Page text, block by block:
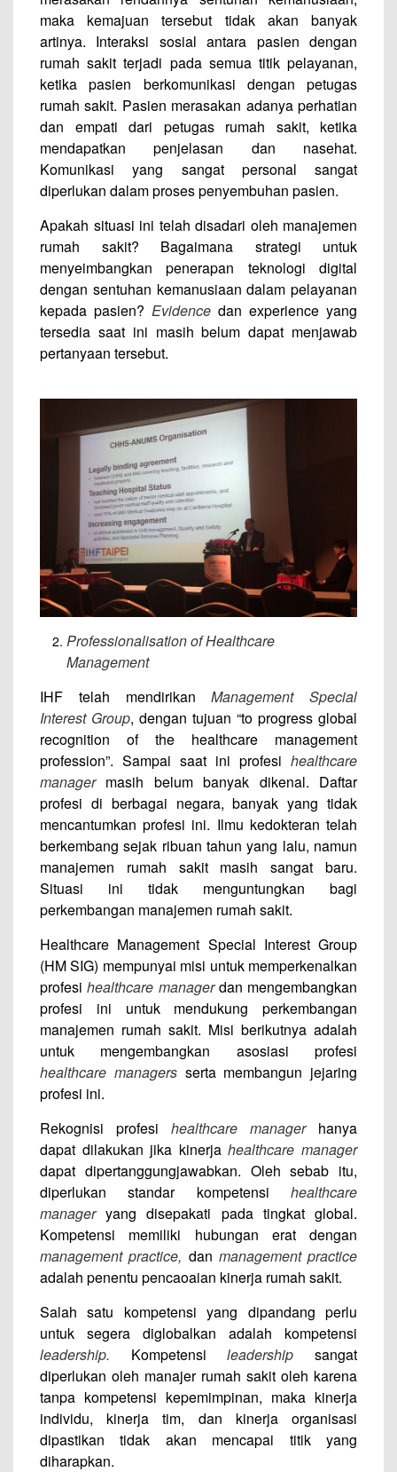
maka kemajuan tersebut tidak akan banyak
artinya. Interaksi sosial antara pasien dengan
rumah sakit terjadi pada semua titik pelayanan,
ketika pasien berkomunikasi dengan petugas
rumah sakit. Pasien merasakan adanya perhatian
dan empati dari petugas rumah sakit, ketika
mendapatkan penjelasan dan nasehat.
Komunikasi yang sangat personal sangat
diperlukan dalam proses penyembuhan pasien.
Apakah situasi ini telah disadari oleh manajemen
rumah sakit? Bagaimana strategi untuk
menyeimbangkan penerapan teknologi digital
dengan sentuhan kemanusiaan dalam pelayanan
kepada pasien? Evidence dan experience yang
tersedia saat ini masih belum dapat menjawab
pertanyaan tersebut.
Professionalisation of Healthcare
Management
IHF telah mendirikanManagement Special
Interest Group, dengan tujuan “to progress global
recognition of the healthcare management
profession”. Sampai saat ini profesi healthcare
managermasih belum banyak dikenal. Daftar
profesi di berbagai negara, banyak yang tidak
mencantumkan profesi ini. Ilmu kedokteran telah
berkembang sejak ribuan tahun yang lalu, namun
manajemen rumah sakit masih sangat baru.
Situasi ini tidak menguntungkan bagi
perkembangan manajemen rumah sakit.
Healthcare Management Special Interest Group
(HM SIG) mempunyai misi untuk memperkenalkan
profesihealthcare managerdan mengembangkan
profesi ini untuk mendukung perkembangan
manajemen rumah sakit. Misi berikutnya adalah
untuk mengembangkan asosiasi profesi
healthcare managers serta membangun jejaring
profesi ini.
Rekognisi profesi healthcare managerhanya
dapat dilakukan jika kinerjahealthcare manager
dapat dipertanggungjawabkan. Oleh sebab itu,
diperlukan standar kompetensi healthcare
manageryang disepakati pada tingkat global.
Kompetensi memiliki hubungan erat dengan
management practice, dan management practice
adalah penentu pencaoaian kinerja rumah sakit.
Salah satu kompetensi yang dipandang perlu
untuk segera diglobalkan adalah kompetensi
leadership. Kompetensileadershipsangat
diperlukan oleh manajer rumah sakit oleh karena
tanpa kompetensi kepemimpinan, maka kinerja
individu, kinerja tim, dan kinerja organisasi
dipastikan tidak akan mencapai titik yang
diharapkan.